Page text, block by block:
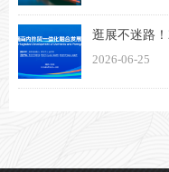
逛展不迷路
外贸一体化融
2026-06-25